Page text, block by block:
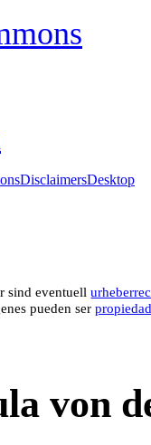
DisclaimersDesktop
sind eventuell
pueden ser
von